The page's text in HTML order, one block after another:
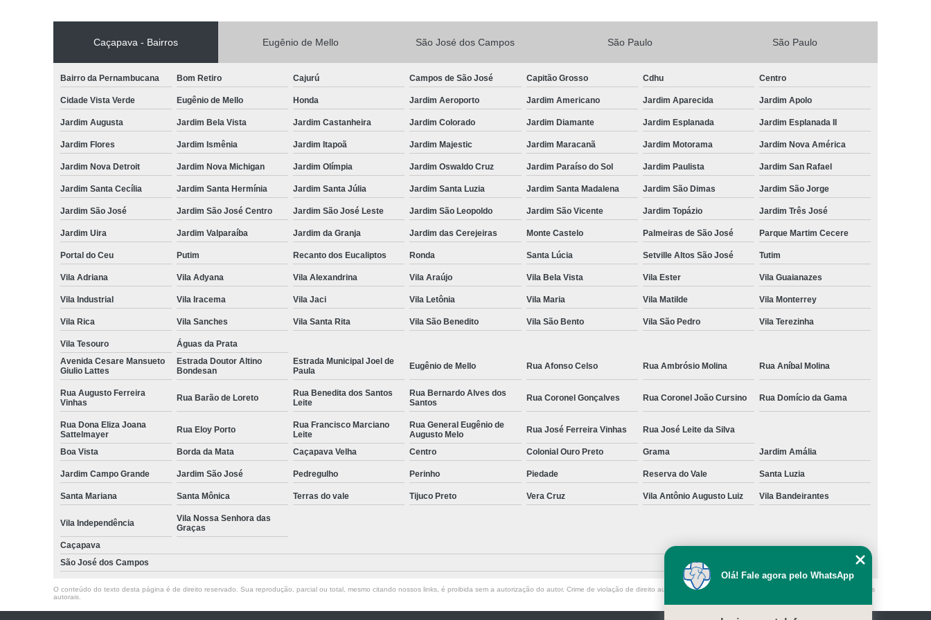
Vacina V10
Vacina V10 Importada Vacina V4 para Gatos
Veterinario 24horas
Veterinario 24hs
Veterinária 24 Horas
Veterinária 24 Horas Perto de Mim
Veterinário 24 Horas Mais Próximo
Veterinário 24 Horas Perto de Mim
Veterinário 24h
Veterinária Popular
Veterinária Popular 24 Horas
Veterinário 24 Horas Popular
Veterinário Popular
Veterinário Popular 24 Horas
Veterinário Popular 24h
Veterinário Popular Perto de Mim Veterinário Preço Popular
Caçapava - Bairros Eugênio de Mello São José dos Campos São Paulo São Paulo
Bairro da Pernambucana Bom Retiro Cajurú Campos de São José Capitão Grosso Cdhu Centro
Cidade Vista Verde Eugênio de Mello Honda Jardim Aeroporto Jardim Americano Jardim Aparecida Jardim Apolo
Jardim Augusta Jardim Bela Vista Jardim Castanheira Jardim Colorado Jardim Diamante Jardim Esplanada Jardim Esplanada II
Jardim Flores Jardim Ismênia Jardim Itapoã Jardim Majestic Jardim Maracanã Jardim Motorama Jardim Nova América
Jardim Nova Detroit Jardim Nova Michigan Jardim Olímpia Jardim Oswaldo Cruz Jardim Paraíso do Sol Jardim Paulista Jardim San Rafael
Jardim Santa Cecília Jardim Santa Hermínia Jardim Santa Júlia Jardim Santa Luzia Jardim Santa Madalena Jardim São Dimas Jardim São Jorge
Jardim São José Jardim São José Centro Jardim São José Leste Jardim São Leopoldo Jardim São Vicente Jardim Topázio Jardim Três José
Jardim Uira Jardim Valparaíba Jardim da Granja Jardim das Cerejeiras Monte Castelo Palmeiras de São José Parque Martim Cecere
Portal do Ceu Putim Recanto dos Eucaliptos Ronda Santa Lúcia Setville Altos São José Tutim
Vila Adriana Vila Adyana Vila Alexandrina Vila Araújo Vila Bela Vista Vila Ester Vila Guaianazes
Vila Industrial Vila Iracema Vila Jaci Vila Letônia Vila Maria Vila Matilde Vila Monterrey
Vila Rica Vila Sanches Vila Santa Rita Vila São Benedito Vila São Bento Vila São Pedro Vila Terezinha
Vila Tesouro
Águas da Prata
Avenida Cesare Mansueto
Giulio Lattes
Estrada Doutor Altino
Bondesan
Estrada Municipal Joel de
Paula
Eugênio de Mello Rua Afonso Celso Rua Ambrósio Molina Rua Aníbal Molina
Rua Augusto Ferreira
Vinhas
Rua Barão de Loreto
Rua Benedita dos Santos
Leite
Rua Bernardo Alves dos
Santos
Rua Coronel Gonçalves Rua Coronel João Cursino Rua Domício da Gama
Rua Dona Eliza Joana
Sattelmayer
Rua Eloy Porto
Rua Francisco Marciano
Leite
Rua General Eugênio de
Augusto Melo
Rua José Ferreira Vinhas Rua José Leite da Silva
Boa Vista Borda da Mata Caçapava Velha Centro Colonial Ouro Preto Grama Jardim Amália
Jardim Campo Grande Jardim São José Pedregulho Perinho Piedade Reserva do Vale Santa Luzia
Santa Mariana Santa Mônica Terras do vale Tijuco Preto Vera Cruz Vila Antônio Augusto Luiz Vila Bandeirantes
Vila Independência
Vila Nossa Senhora das
Graças
Caçapava
São José dos Campos
O conteúdo do texto desta página é de direito reservado. Sua reprodução, parcial ou total, mesmo citando nossos links, é proibida sem a autorização do autor. Crime de violação de direito autoral – artigo 184 do Código Penal –
Lei 9610/98 - Lei de direitos
autorais
Olá! Fale agora pelo WhatsApp